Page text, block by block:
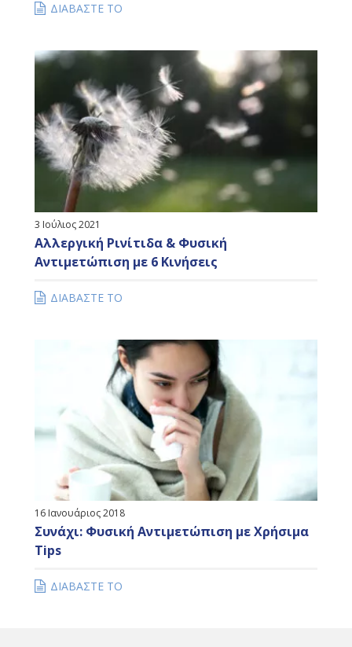
ΔΙΑΒΑΣΤΕ ΤΟ
3 Ιούλιος 2021
Αλλεργική Ρινίτιδα & Φυσική
Αντιμετώπιση με 6 Κινήσεις
ΔΙΑΒΑΣΤΕ ΤΟ
16 Ιανουάριος 2018
Συνάχι: Φυσική Αντιμετώπιση με Χρήσιμα
Tips
ΔΙΑΒΑΣΤΕ ΤΟ